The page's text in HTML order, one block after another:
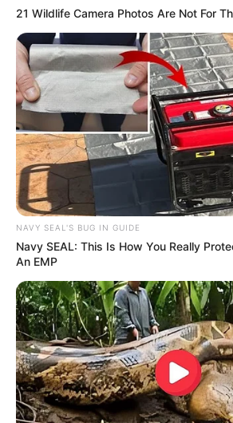
21 Wildlife Camera Photos Are Not For
NAVY SEAL'S BUG IN GUIDE
Navy SEAL: This Is How You Really
An EMP